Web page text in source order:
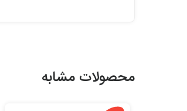
محصولات مشابه